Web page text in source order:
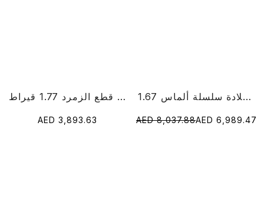
خاتم الماس قطع الزمرد 1.77 قيراط
AED 3,893.63
1.67 قيراط قلادة سلسلة ألماس RoundCut Lab
AED 8,037.88AED 6,989.47